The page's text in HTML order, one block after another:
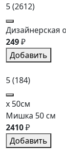
5(2612)
Дизайнерская
249₽
Добавить
5(184)
x 50см
Мишка 50 см
2410₽
Добавить